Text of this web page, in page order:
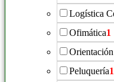
Logística
Ofimática1
Peluquería1